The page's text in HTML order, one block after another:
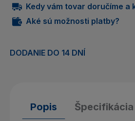
Kedy vám tovar doručíme a
Aké sú možnosti platby?
DODANIE DO 14 DNÍ
Popis Špecifikácia